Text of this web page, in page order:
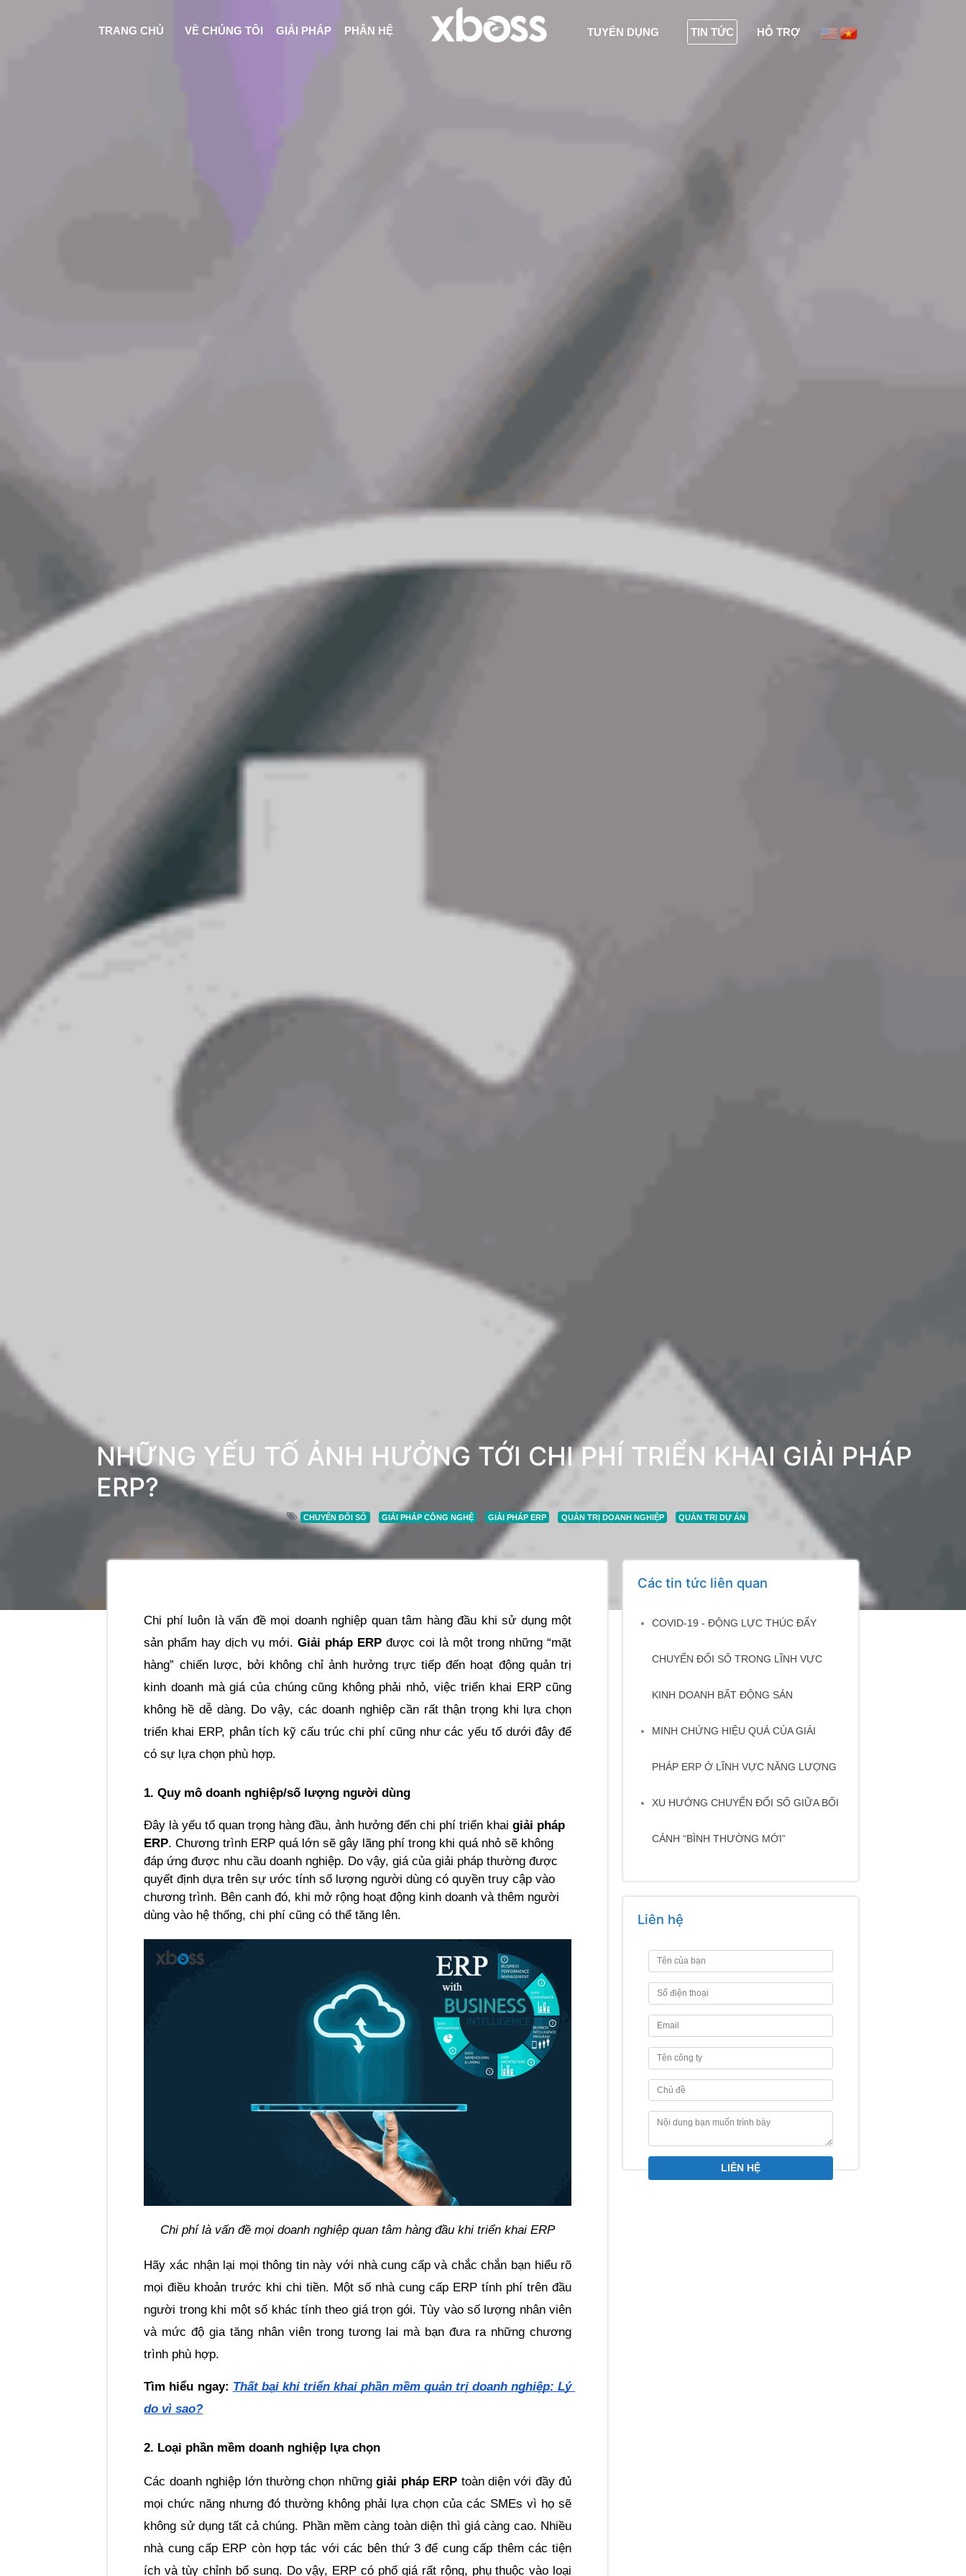
TRANG CHỦ VỀ CHÚNG TÔI GIẢI PHÁP PHÂN HỆ TUYỂN DỤNG TIN TỨC HỖ TRỢ
NHỮNG YẾU TỐ ẢNH HƯỞNG TỚI CHI PHÍ TRIỂN KHAI GIẢI PHÁP
ERP?
CHUYỂN ĐỔI SỐ GIẢI PHÁP CÔNG NGHỆ GIẢI PHÁP ERP QUẢN TRỊ DOANH NGHIỆP QUẢN TRỊ DỰ ÁN
Chi phí luôn là vấn đề mọi doanh nghiệp quan tâm hàng đầu khi sử dụng một
sản phẩm hay dịch vụ mới. Giải pháp ERP được coi là một trong những “mặt
hàng” chiến lược, bởi không chỉ ảnh hưởng trực tiếp đến hoạt động quản trị
kinh doanh mà giá của chúng cũng không phải nhỏ, việc triển khai ERP cũng
không hề dễ dàng. Do vậy, các doanh nghiệp cần rất thận trọng khi lựa chọn
triển khai ERP, phân tích kỹ cấu trúc chi phí cũng như các yếu tố dưới đây để
có sự lựa chọn phù hợp.
1. Quy mô doanh nghiệp/số lượng người dùng
Đây là yếu tố quan trọng hàng đầu, ảnh hưởng đến chi phí triển khai giải pháp
ERP. Chương trình ERP quá lớn sẽ gây lãng phí trong khi quá nhỏ sẽ không
đáp ứng được nhu cầu doanh nghiệp. Do vậy, giá của giải pháp thường được
quyết định dựa trên sự ước tính số lượng người dùng có quyền truy cập vào
chương trình. Bên canh đó, khi mở rộng hoạt động kinh doanh và thêm người
dùng vào hệ thống, chi phí cũng có thể tăng lên.
Chi phí là vấn đề mọi doanh nghiệp quan tâm hàng đầu khi triển khai ERP
Hãy xác nhận lại mọi thông tin này với nhà cung cấp và chắc chắn bạn hiểu rõ
mọi điều khoản trước khi chi tiền. Một số nhà cung cấp ERP tính phí trên đầu
người trong khi một số khác tính theo giá trọn gói. Tùy vào số lượng nhân viên
và mức độ gia tăng nhân viên trong tương lai mà bạn đưa ra những chương
trình phù hợp.
Tìm hiểu ngay: Thất bại khi triển khai phần mềm quản trị doanh nghiệp: Lý
do vì sao?
2. Loại phần mềm doanh nghiệp lựa chọn
Các doanh nghiệp lớn thường chọn những giải pháp ERP toàn diện với đầy đủ
mọi chức năng nhưng đó thường không phải lựa chọn của các SMEs vì họ sẽ
không sử dụng tất cả chúng. Phần mềm càng toàn diện thì giá càng cao. Nhiều
nhà cung cấp ERP còn hợp tác với các bên thứ 3 để cung cấp thêm các tiện
ích và tùy chỉnh bổ sung. Do vậy, ERP có phổ giá rất rộng, phụ thuộc vào loại
Các tin tức liên quan
COVID-19 - ĐỘNG LỰC THÚC ĐẨY
CHUYỂN ĐỔI SỐ TRONG LĨNH VỰC
KINH DOANH BẤT ĐỘNG SẢN
MINH CHỨNG HIỆU QUẢ CỦA GIẢI
PHÁP ERP Ở LĨNH VỰC NĂNG LƯỢNG
XU HƯỚNG CHUYỂN ĐỔI SỐ GIỮA BỐI
CẢNH “BÌNH THƯỜNG MỚI”
Liên hệ
LIÊN HỆ